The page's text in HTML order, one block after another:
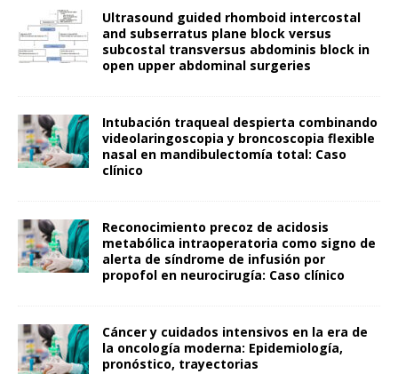
Ultrasound guided rhomboid intercostal
and subserratus plane block versus
subcostal transversus abdominis block in
open upper abdominal surgeries
Intubación traqueal despierta combinando
videolaringoscopia y broncoscopia flexible
nasal en mandibulectomía total: Caso
clínico
Reconocimiento precoz de acidosis
metabólica intraoperatoria como signo de
alerta de síndrome de infusión por
propofol en neurocirugía: Caso clínico
Cáncer y cuidados intensivos en la era de
la oncología moderna: Epidemiología,
pronóstico, trayectorias